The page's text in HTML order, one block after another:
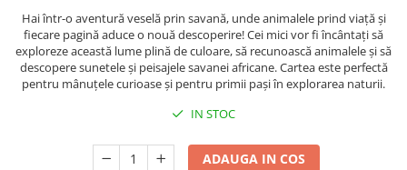
Cutii sandwich și caserole
Umbrele pentru copii
Termosuri
Pahare și sticle pentru scoală
Caiete dictando
Hai într-o aventură veselă prin savană, unde animalele prind viață și
fiecare pagină aduce o nouă descoperire! Cei mici vor fi încântați să
exploreze această lume plină de culoare, să recunoască animalele și să
descopere sunetele și peisajele savanei africane. Cartea este perfectă
pentru mânuțele curioase și pentru primii pași în explorarea naturii.
IN STOC
ADAUGA IN COS